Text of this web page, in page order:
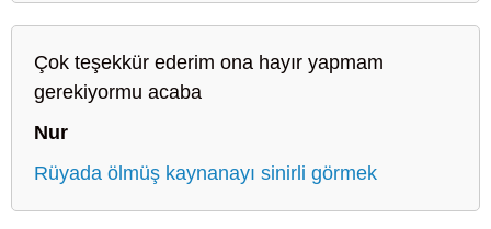
Çok teşekkür ederim ona hayır yapmam
gerekiyormu acaba
Nur
Rüyada ölmüş kaynanayı sinirli görmek